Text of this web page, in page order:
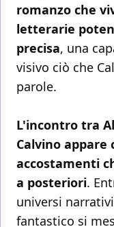
romanzo che
letterarie
precisa, una
visivo ciò che
parole.
L'incontro tra
Calvino appare
accostamenti
a posteriori.
universi
fantastico si